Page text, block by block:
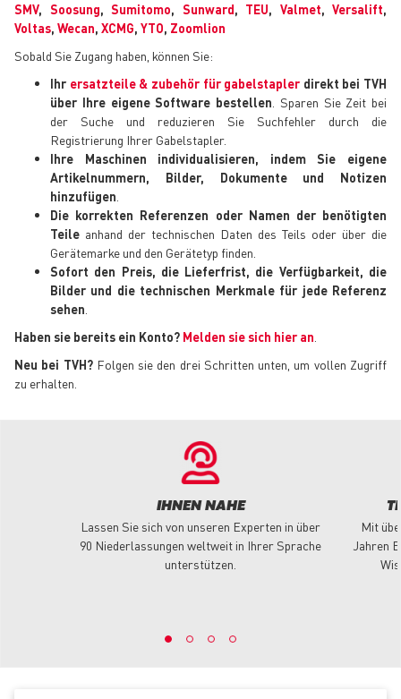
SMV, Soosung, Sumitomo, Sunward, TEU, Valmet, Versalift,
Voltas, Wecan, XCMG, YTO, Zoomlion
Sobald Sie Zugang haben, können Sie:
Ihr ersatzteile & zubehör für gabelstapler direkt bei TVH
über Ihre eigene Software bestellen . Sparen Sie Zeit bei
der Suche und reduzieren Sie Suchfehler durch die
Registrierung Ihrer Gabelstapler.
Ihre Maschinen individualisieren, indem Sie eigene
Artikelnummern, Bilder, Dokumente und Notizen
hinzufügen
Die korrekten Referenzen oder Namen der benötigten
Teile anhand der technischen Daten des Teils oder über die
Gerätemarke und den Gerätetyp finden.
Sofort den Preis, die Lieferfrist, die Verfügbarkeit, die
Bilder und die technischen Merkmale für jede Referenz
sehen
Haben sie bereits ein Konto? Melden sie sich hier an
Neu bei TVH?Folgen sie den drei Schritten unten, um vollen Zugriff
zu erhalten.
IHNEN NAHE
Lassen Sie sich von unseren Experten in über
90 Niederlassungen weltweit in Ihrer Sprache
unterstützen.
Mit
Jahren